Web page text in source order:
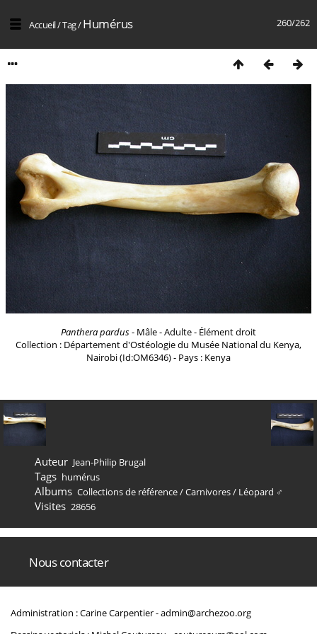
260/262
Accueil/Tag/Humérus
Panthera pardus- Mâle - Adulte - Élément droit
Collection : Département d'Ostéologie du Musée National du Kenya,
Nairobi (Id:OM6346) - Pays : Kenya
Auteur Jean-Philip Brugal
Tags humérus
Albums Collections de référence/Carnivores/ Léopard ♂
Visites 28656
Nous contacter
Administration : Carine Carpentier -admin@archezoo.org